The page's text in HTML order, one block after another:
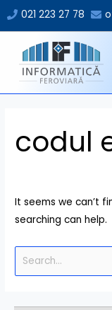
Skip
content
021 223 27 78
codul
It seems we can’t
searching can help.
Search